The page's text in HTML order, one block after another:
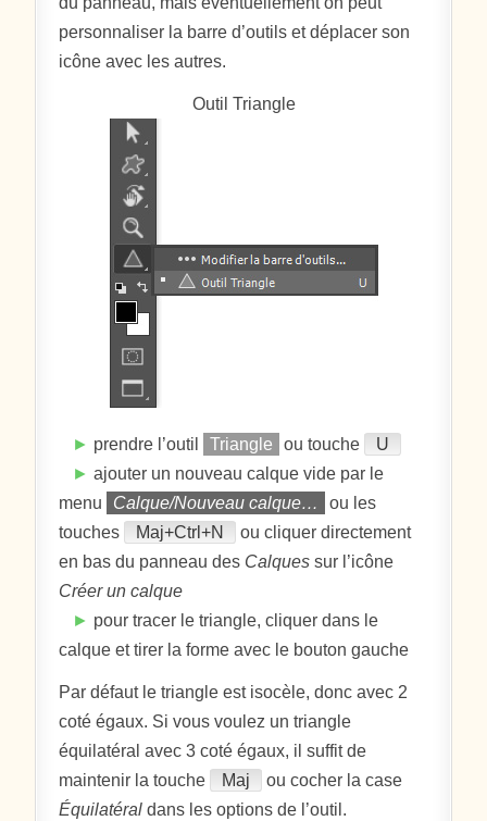
personnaliser la barre d’outils et déplacer son
icône avec les autres.
Outil Triangle
► prendre l’outil Triangle ou touche
U
► ajouter un nouveau calque vide par le
menu
Calque/Nouveau calque…
ou les
touches
Maj+Ctrl+N
ou cliquer directement
en bas du panneau des Calques sur l’icône
Créer un calque
► pour tracer le triangle, cliquer dans le
calque et tirer la forme avec le bouton gauche
Par défaut le triangle est isocèle, donc avec 2
coté égaux. Si vous voulez un triangle
équilatéral avec 3 coté égaux, il suffit de
maintenir la touche
Maj
ou cocher la case
Équilatéral dans les options de l’outil.